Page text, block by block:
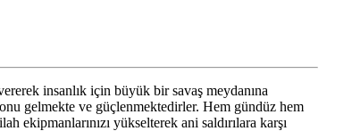
insanlık için büyük bir savaş meydanına
gelmekte ve güçlenmektedirler. Hem gündüz hem
yükselterek ani saldırılara karşı